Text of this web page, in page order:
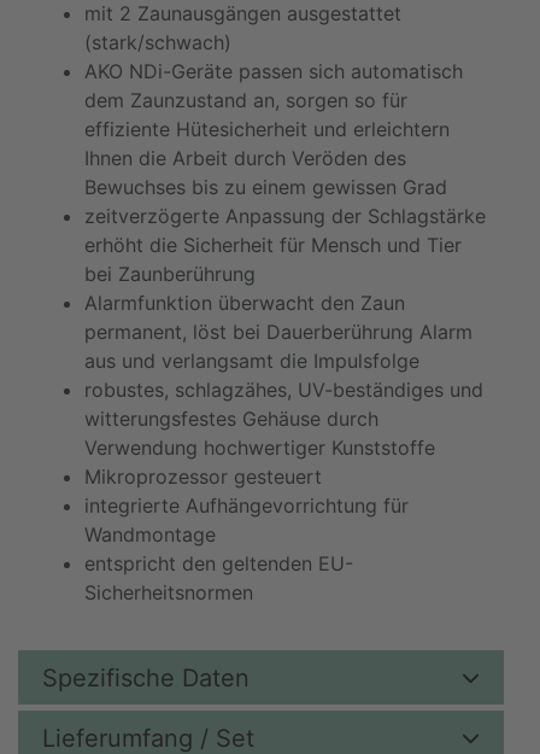
mit 2 Zaunausgängen ausgestattet
(stark/schwach)
AKO NDi-Geräte passen sich automatisch
dem Zaunzustand an, sorgen so für
effiziente Hütesicherheit und erleichtern
Ihnen die Arbeit durch Veröden des
Bewuchses bis zu einem gewissen Grad
zeitverzögerte Anpassung der Schlagstärke
erhöht die Sicherheit für Mensch und Tier
bei Zaunberührung
Alarmfunktion überwacht den Zaun
permanent, löst bei Dauerberührung Alarm
aus und verlangsamt die Impulsfolge
robustes, schlagzähes, UV-beständiges und
witterungsfestes Gehäuse durch
Verwendung hochwertiger Kunststoffe
Mikroprozessor gesteuert
integrierte Aufhängevorrichtung für
Wandmontage
entspricht den geltenden EU-
Sicherheitsnormen
Spezifische Daten
Lieferumfang / Set